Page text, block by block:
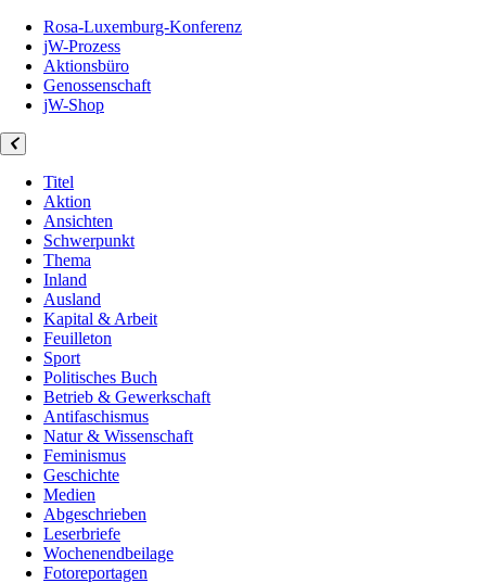
Rosa-Luxemburg-Konferenz
jW-Prozess
Aktionsbüro
Genossenschaft
jW-Shop
Titel
Aktion
Ansichten
Schwerpunkt
Thema
Inland
Ausland
Kapital & Arbeit
Feuilleton
Sport
Politisches Buch
Betrieb & Gewerkschaft
Antifaschismus
Natur & Wissenschaft
Feminismus
Geschichte
Medien
Abgeschrieben
Leserbriefe
Wochenendbeilage
Fotoreportagen